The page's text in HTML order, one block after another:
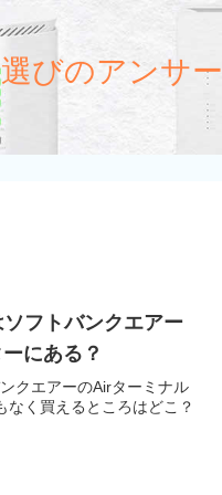
びのアンサー
フトバンクエアー
にある？
クエアーのAirターミナル
く買えるところはどこ？